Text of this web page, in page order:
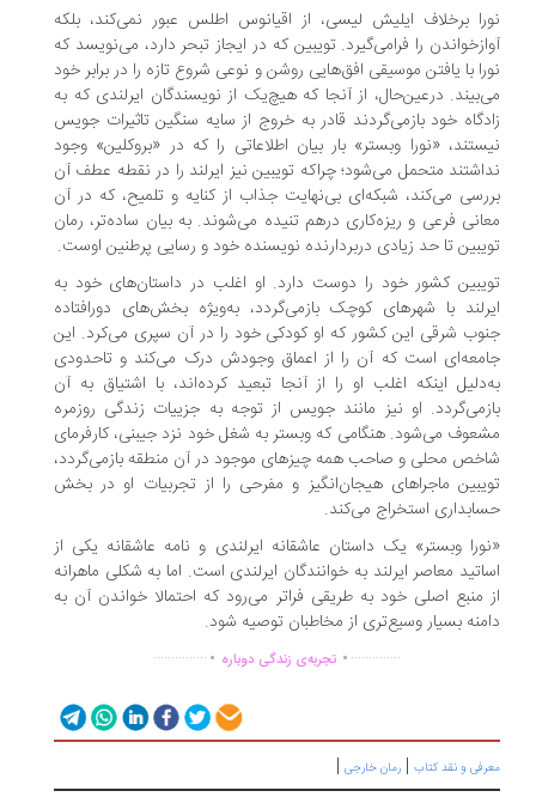
برخلاف ایلیش لیسی، از اقیانوس اطلس عبور نمی‌کند، بلکه
را فرامی‌گیرد. تویبین که در ایجاز تبحر دارد، می‌نویسد که
با یافتن موسیقی افق‌هایی روشن و نوعی شروع تازه را در برابر خود
درعین‌حال، از آنجا که هیچ‌یک از نویسندگان ایرلندی که به
خود بازمی‌گردند قادر به خروج از سایه سنگین تاثیرات جویس
«نورا وبستر» بار بیان اطلاعاتی را که در «بروکلین» وجود
متحمل می‌شود؛ چراکه تویبین نیز ایرلند را در نقطه عطف آن
می‌کند، شبکه‌ای بی‌نهایت جذاب از کنایه و تلمیح، که در آن
فرعی و ریزه‌کاری درهم تنیده می‌شوند. به بیان ساده‌تر، رمان
تا حد زیادی دربردارنده نویسنده خود و رسایی پرطنین اوست.
کشور خود را دوست دارد. او اغلب در داستان‌های خود به
با شهرهای کوچک بازمی‌گردد، به‌ویژه بخش‌های دورافتاده
شرقی این کشور که او کودکی خود را در آن سپری می‌کرد. این
است که آن را از اعماق وجودش درک می‌کند و تاحدودی
اینکه اغلب او را از آنجا تبعید کرده‌اند، با اشتیاق به آن
او نیز مانند جویس از توجه به جزییات زندگی روزمره
می‌شود. هنگامی که وبستر به شغل خود نزد جیبنی، کارفرمای
محلی و صاحب همه چیزهای موجود در آن منطقه بازمی‌گردد،
ماجراهای هیجان‌انگیز و مفرحی را از تجربیات او در بخش
استخراج می‌کند.
وبستر» یک داستان عاشقانه ایرلندی و نامه عاشقانه یکی از
معاصر ایرلند به خوانندگان ایرلندی است. اما به شکلی ماهرانه
منبع اصلی خود به طریقی فراتر می‌رود که احتمالا خواندن آن به
بسیار وسیع‌تری از مخاطبان توصیه شود.
................تجربه‌ی زندگی دوباره ...............
و نقد کتاب|رمان خارجی|